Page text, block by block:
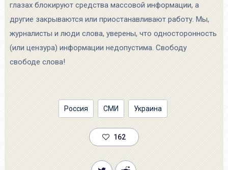
глазах блокируют средства массовой информации, а
другие закрываются или приостанавливают работу. Мы,
журналисты и люди слова, уверены, что односторонность
(или цензура) информации недопустима. Свободу
свободе слова!
Россия СМИ Украина
162